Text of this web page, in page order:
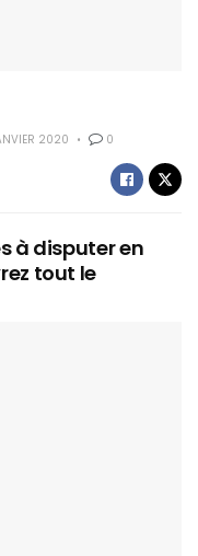
2020 0
à disputer en
tout le